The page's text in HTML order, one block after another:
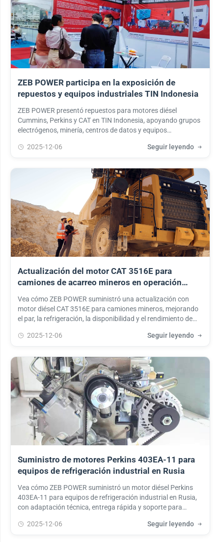
ZEB POWER participa en la exposición de
repuestos y equipos industriales TIN Indonesia
ZEB POWER presentó repuestos para motores diésel
Cummins, Perkins y CAT en TIN Indonesia, apoyando grupos
electrógenos, minería, centros de datos y equipos
2025-12-06
Seguir leyendo
Actualización del motor CAT 3516E para
camiones de acarreo mineros en operación
remota a cielo abierto
Vea cómo ZEB POWER suministró una actualización con
motor diésel CAT 3516E para camiones mineros, mejorando
el par, la refrigeración, la disponibilidad y el rendimiento de
2025-12-06
Seguir leyendo
Suministro de motores Perkins 403EA-11 para
equipos de refrigeración industrial en Rusia
Vea cómo ZEB POWER suministró un motor diésel Perkins
403EA-11 para equipos de refrigeración industrial en Rusia,
con adaptación técnica, entrega rápida y soporte para
2025-12-06
Seguir leyendo